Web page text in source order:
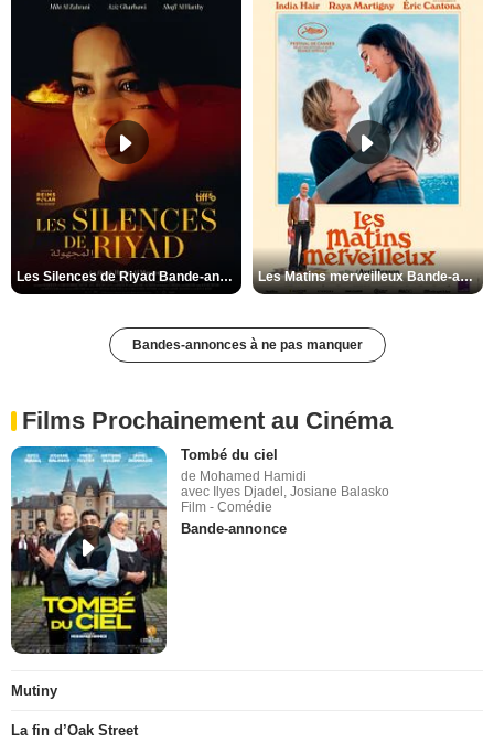
Les Silences de Riyad Bande-annonce VO STFR Les Matins merveilleux Bande-annonce VF
Bandes-annonces à ne pas manquer
Films Prochainement au Cinéma
Tombé du ciel
de Mohamed Hamidi
avec Ilyes Djadel, Josiane Balasko
Film - Comédie
Bande-annonce
Mutiny
La fin d’Oak Street